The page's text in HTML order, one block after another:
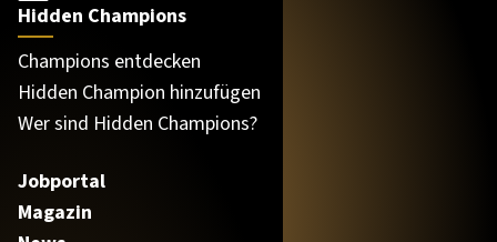
Hidden Champions
Champions entdecken
Hidden Champion hinzufügen
Wer sind Hidden Champions?
Jobportal
Magazin